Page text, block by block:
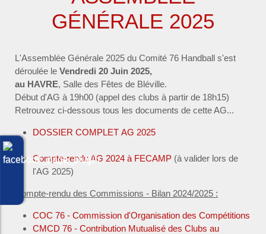
GÉNÉRALE 2025
L'Assemblée Générale 2025 du Comité 76 Handball s'est
déroulée le Vendredi 20 Juin 2025,
au HAVRE, Salle des Fêtes de Bléville.
Début d'AG à 19h00 (appel des clubs à partir de 18h15)
Retrouvez ci-dessous tous les documents de cette AG...
DOSSIER COMPLET AG 2025
Compte-rendu AG 2024 à FECAMP (à valider lors de
l'AG 2025)
Compte-rendu des Commissions - Bilan 2024/2025 :
COC 76 - Commission d'Organisation des Compétitions
CMCD 76 - Contribution Mutualisé des Clubs au